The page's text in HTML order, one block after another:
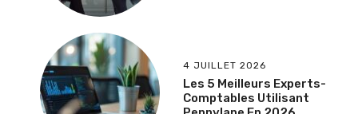
4 JUILLET 2026
Les 5 Meilleurs Experts-
Comptables Utilisant